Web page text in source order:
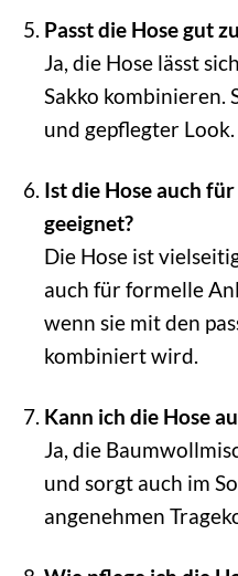
Passt die Hose gut
Ja, die Hose lässt
Sakko kombinieren.
und gepflegter Look.
Ist die Hose auch
geeignet?
Die Hose ist
auch für formelle
wenn sie mit den
kombiniert wird.
Kann ich die Hose
Ja, die
und sorgt auch im
angenehmen